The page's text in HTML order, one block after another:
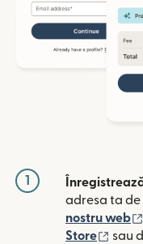
1
adresa ta de
nostru web
Store
(se
sau